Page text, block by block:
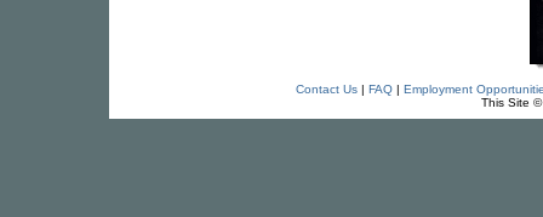
Contact Us| FAQ| Employment
This Site